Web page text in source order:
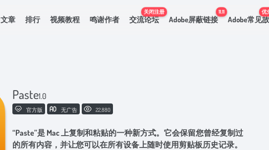
文章 排行 视频教程 鸣谢作者 交流论坛
关闭注册
Adobe屏蔽链接
11.11
Adobe常见
优
Paste1.0
官方版 无广告 22,880
“Paste”是 Mac 上复制和粘贴的一种新方式。它会保留您曾经复制过
的所有内容，并让您可以在所有设备上随时使用剪贴板历史记录。